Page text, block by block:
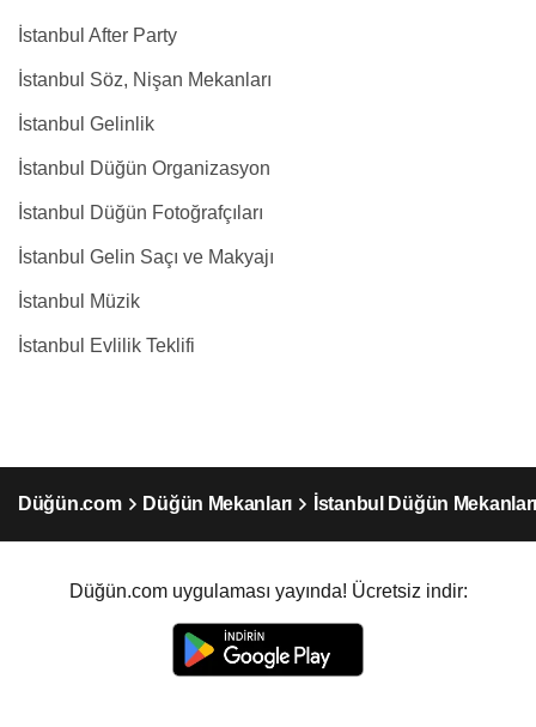
İstanbul After Party
İstanbul Söz, Nişan Mekanları
İstanbul Gelinlik
İstanbul Düğün Organizasyon
İstanbul Düğün Fotoğrafçıları
İstanbul Gelin Saçı ve Makyajı
İstanbul Müzik
İstanbul Evlilik Teklifi
Düğün.com Düğün Mekanları İstanbul Düğün
Düğün.com uygulaması yayında! Ücretsiz indir: